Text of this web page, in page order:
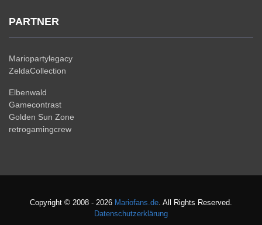
PARTNER
Mariopartylegacy
ZeldaCollection
Elbenwald
Gamecontrast
Golden Sun Zone
retrogamingcrew
Copyright © 2008 - 2026 Mariofans.de. All Rights Reserved.
Datenschutzerklärung